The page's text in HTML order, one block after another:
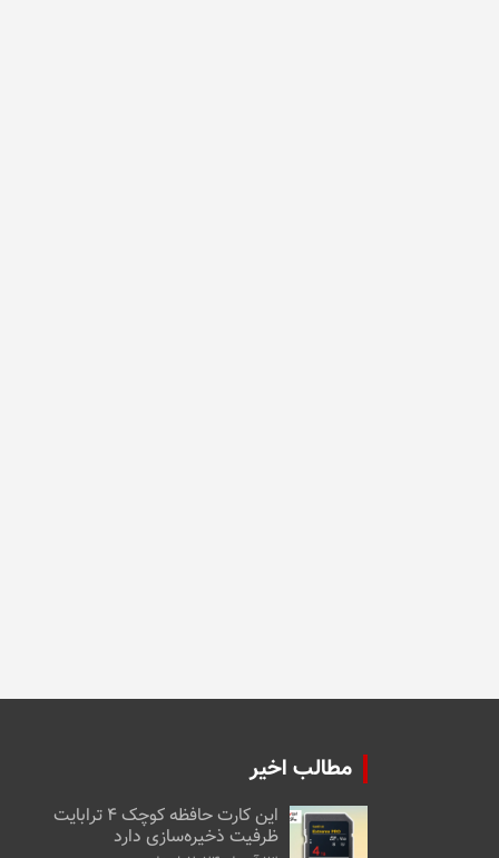
مطالب اخیر
این کارت حافظه کوچک ۴ ترابایت
ظرفیت ذخیره‌سازی دارد